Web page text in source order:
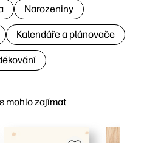
mohlo zajímat
Narozeniny
Kalendáře a plánovače